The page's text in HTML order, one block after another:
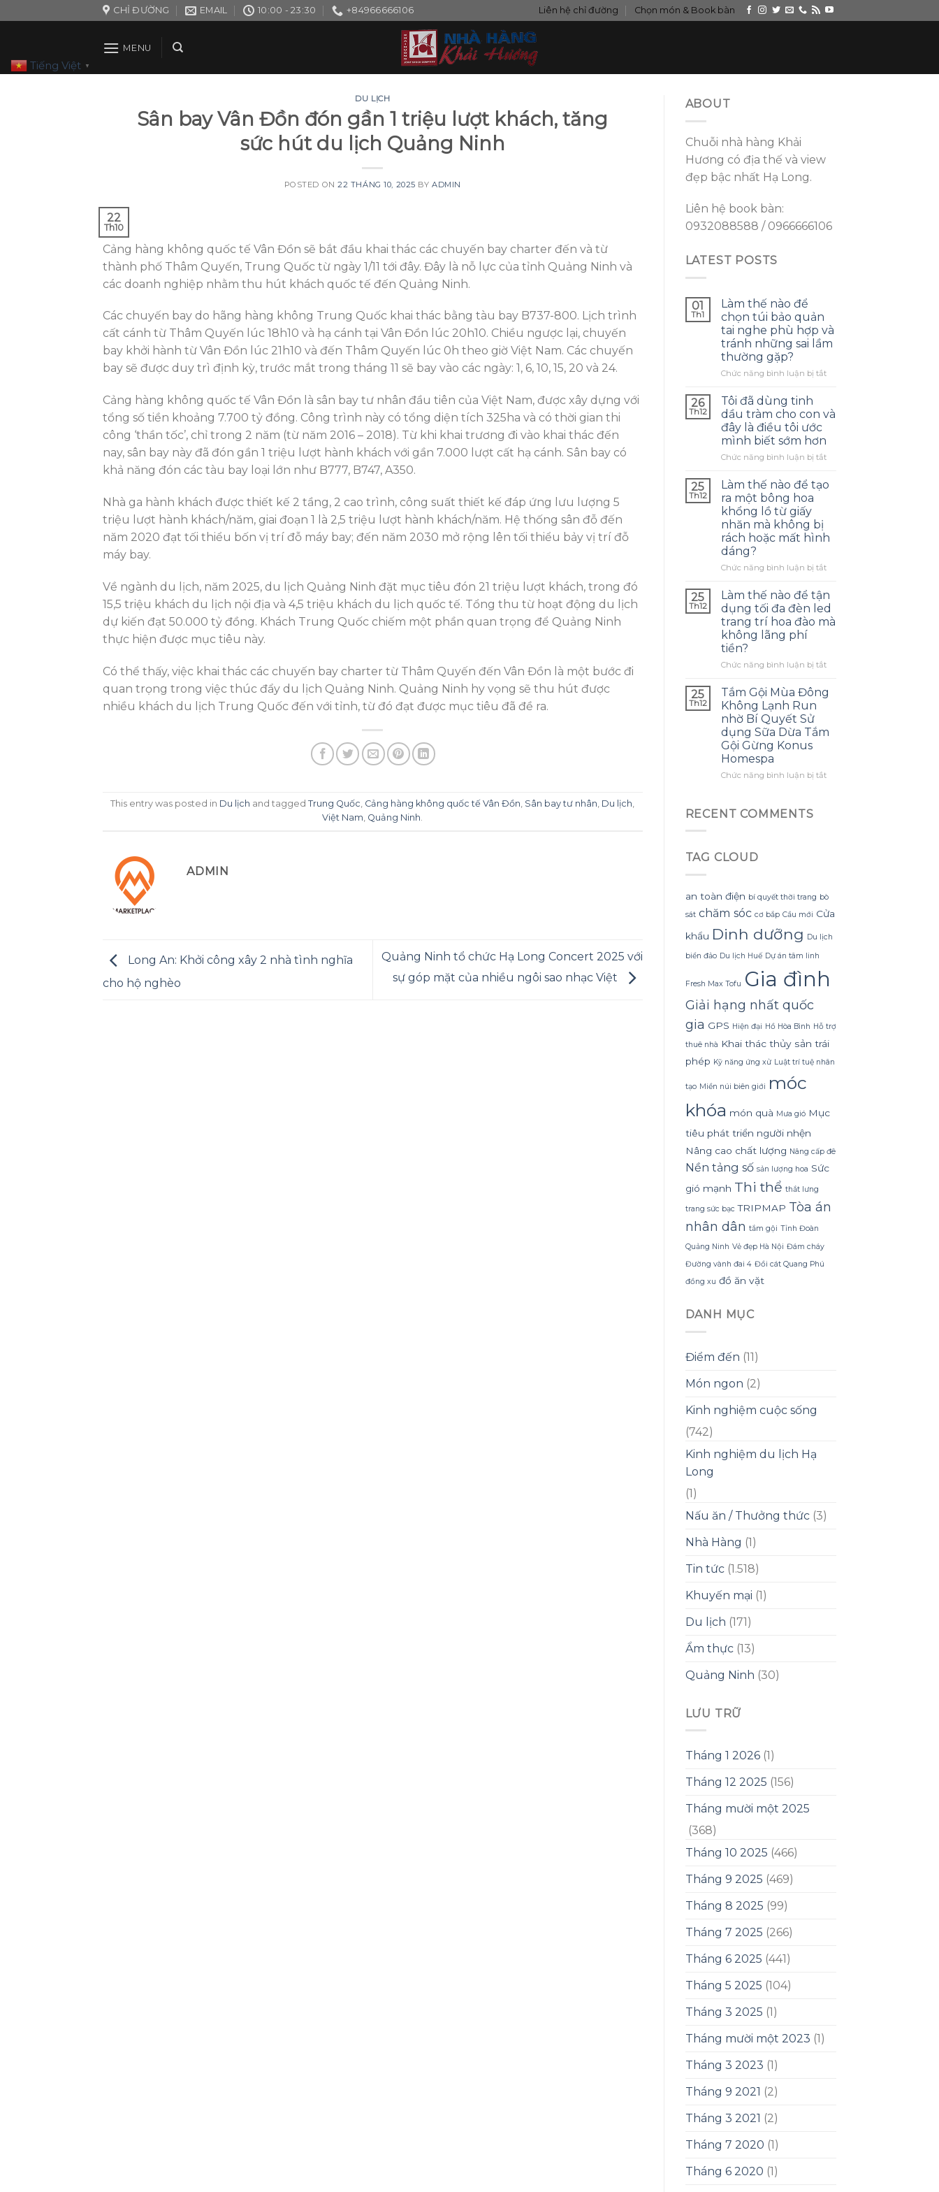
to
CHỈ ĐƯỜNG EMAIL 10:00 - 23:30 +84966666106 Liên hệ chỉ đường Chọn món & Book bàn
MENU
DU LỊCH
Sân bay Vân Đồn đón gần 1 triệu lượt khách, tăng
sức hút du lịch Quảng Ninh
POSTED ON22 THÁNG 10, 2025 BYADMIN
22
Th10
Cảng hàng không quốc tế Vân Đồn sẽ bắt đầu khai thác các chuyến bay charter đến và từ
thành phố Thâm Quyến, Trung Quốc từ ngày 1/11 tới đây. Đây là nỗ lực của tỉnh Quảng Ninh và
các doanh nghiệp nhằm thu hút khách quốc tế đến Quảng Ninh.
Các chuyến bay do hãng hàng không Trung Quốc khai thác bằng tàu bay B737-800. Lịch trình
cất cánh từ Thâm Quyến lúc 18h10 và hạ cánh tại Vân Đồn lúc 20h10. Chiều ngược lại, chuyến
bay khởi hành từ Vân Đồn lúc 21h10 và đến Thâm Quyến lúc 0h theo giờ Việt Nam. Các chuyến
bay sẽ được duy trì định kỳ, trước mắt trong tháng 11 sẽ bay vào các ngày: 1, 6, 10, 15, 20 và 24.
Cảng hàng không quốc tế Vân Đồn là sân bay tư nhân đầu tiên của Việt Nam, được xây dựng với
tổng số tiền khoảng 7.700 tỷ đồng. Công trình này có tổng diện tích 325ha và có thời gian thi
công ‘thần tốc’, chỉ trong 2 năm (từ năm 2016 – 2018). Từ khi khai trương đi vào khai thác đến
nay, sân bay này đã đón gần 1 triệu lượt hành khách với gần 7.000 lượt cất hạ cánh. Sân bay có
khả năng đón các tàu bay loại lớn như B777, B747, A350.
Nhà ga hành khách được thiết kế 2 tầng, 2 cao trình, công suất thiết kế đáp ứng lưu lượng 5
triệu lượt hành khách/năm, giai đoạn 1 là 2,5 triệu lượt hành khách/năm. Hệ thống sân đỗ đến
năm 2020 đạt tối thiểu bốn vị trí đỗ máy bay; đến năm 2030 mở rộng lên tối thiểu bảy vị trí đỗ
máy bay.
Về ngành du lịch, năm 2025, du lịch Quảng Ninh đặt mục tiêu đón 21 triệu lượt khách, trong đó
15,5 triệu khách du lịch nội địa và 4,5 triệu khách du lịch quốc tế. Tổng thu từ hoạt động du lịch
dự kiến đạt 50.000 tỷ đồng. Khách Trung Quốc chiếm một phần quan trọng để Quảng Ninh
thực hiện được mục tiêu này.
Có thể thấy, việc khai thác các chuyến bay charter từ Thâm Quyến đến Vân Đồn là một bước đi
quan trọng trong việc thúc đẩy du lịch Quảng Ninh. Quảng Ninh hy vọng sẽ thu hút được
nhiều khách du lịch Trung Quốc đến với tỉnh, từ đó đạt được mục tiêu đã đề ra.
This entry was posted in Du lịch and taggedTrung Quốc Cảng hàng không quốc tế Vân Đồn Sân bay tư nhân Du lịch
Việt Nam Quảng Ninh
ADMIN
Long An: Khởi công xây 2 nhà tình nghĩa
cho hộ nghèo
Quảng Ninh tổ chức Hạ Long Concert 2025 với
sự góp mặt của nhiều ngôi sao nhạc Việt
ABOUT
Chuỗi nhà hàng Khải
Hương có địa thế và view
đẹp bậc nhất Hạ Long.
Liên hệ book bàn:
0932088588 / 0966666106
LATEST POSTS
01
Th1
Làm thế nào để
chọn túi bảo quản
tai nghe phù hợp và
tránh những sai lầm
thường gặp?
Chức năng bình luận bị tắtở
nào
để
túi
bảo
nghe
tránh
gặp?
26
Th12
Tôi đã dùng tinh
dầu tràm cho con và
đây là điều tôi ước
mình biết sớm hơn
Chức năng bình luận bị tắtở
đã
dùng
cho
điều
tôi
ước
hơn
25
Th12
Làm thế nào để tạo
ra một bông hoa
khổng lồ từ giấy
nhăn mà không bị
rách hoặc mất hình
dáng?
Chức năng bình luận bị tắtở
thế
nào
để
tạo
bông
lồ
nhăn
rách
25
Th12
Làm thế nào để tận
dụng tối đa đèn led
trang trí hoa đào mà
không lãng phí
tiền?
Chức năng bình luận bị tắtở
thế
nào
dụng
25
Th12
Tắm Gội Mùa Đông
Không Lạnh Run
nhờ Bí Quyết Sử
dụng Sữa Dừa Tắm
Gội Gừng Konus
Homespa
Chức năng bình luận bị tắtở
Quyết
dụng
Dừa
Gừng
Konus
RECENT COMMENTS
TAG CLOUD
an toàn điện bí quyết thời trang bò
sát chăm sóc cơ bắp Cầu mới Cửa
khẩu Dinh dưỡng Du lịch
biển đảo Du lịch Huế Dự án tâm linh
Fresh Max Tofu Gia đình
Giải hạng nhất quốc
gia GPS Hiện đại Hồ Hòa Bình Hỗ trợ
thuê nhà Khai thác thủy sản trái
phép Kỹ năng ứng xử Luật trí tuệ nhân
tạo Miền núi biên giới móc
khóa món quà Mưa gió Mục
tiêu phát triển người nhện
Nâng cao chất lượng Nâng cấp đê
Nền tảng số sản lượng hoa Sức
gió mạnh Thi thể thắt lưng
trang sức bạc TRIPMAP Tòa án
nhân dân tắm gội Tỉnh Đoàn
Quảng Ninh Vẻ đẹp Hà Nội Đám cháy
Đường vành đai 4 Đồi cát Quang Phú
đồng xu đồ ăn vặt
DANH MỤC
Điểm đến (11)
Món ngon (2)
Kinh nghiệm cuộc sống
(742)
Kinh nghiệm du lịch Hạ
Long
(1)
Nấu ăn / Thưởng thức(3)
Nhà Hàng (1)
Tin tức(1.518)
Khuyến mại (1)
Du lịch (171)
Ẩm thực(13)
Quảng Ninh (30)
LƯU TRỮ
Tháng 1 2026(1)
Tháng 12 2025 (156)
Tháng mười một 2025
(368)
Tháng 10 2025 (466)
Tháng 9 2025 (469)
Tháng 8 2025 (99)
Tháng 7 2025 (266)
Tháng 6 2025 (441)
Tháng 5 2025 (104)
Tháng 3 2025 (1)
Tháng mười một 2023 (1)
Tháng 3 2023 (1)
Tháng 9 2021 (2)
Tháng 3 2021 (2)
Tháng 7 2020 (1)
Tháng 6 2020 (1)
Tiếng Việt ▼